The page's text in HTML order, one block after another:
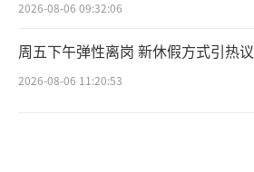
2026-08-06 09:32:06
周五下午弹性离岗 新休假方式引热议
2026-08-06 11:20:53